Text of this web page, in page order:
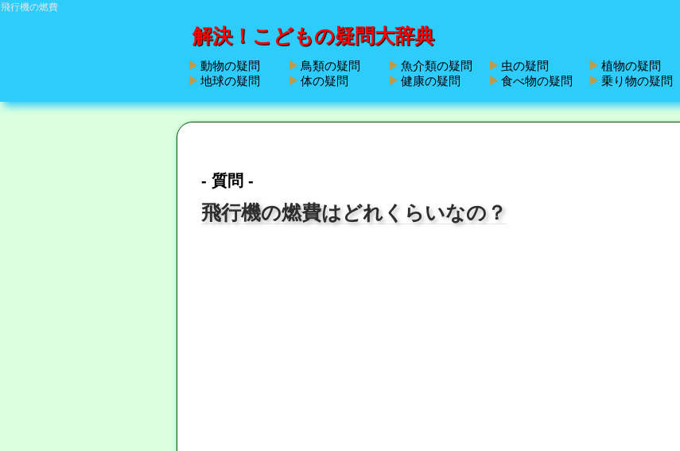
飛行機の燃費
解決！こどもの疑問大辞典
動物の疑問 鳥類の疑問 魚介類の疑問 虫の疑問 植物の疑問
地球の疑問
体の疑問 健康の疑問 食べ物の疑問 乗り物の疑問
- 質問 -
飛行機の燃費はどれくらいなの？